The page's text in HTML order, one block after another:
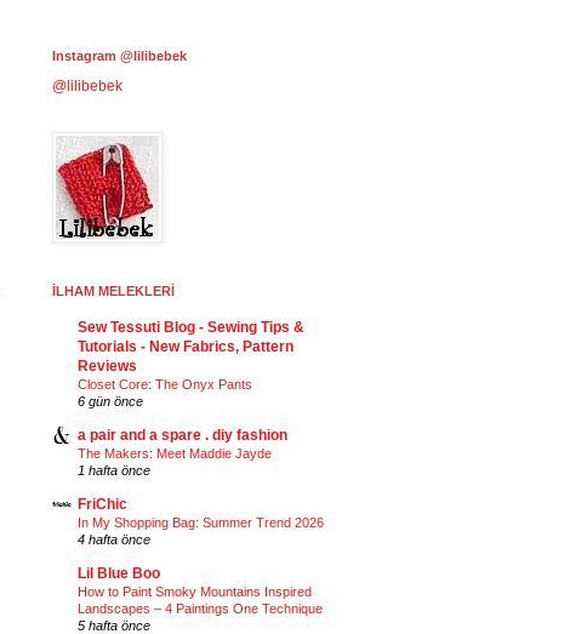
Instagram @lilibebek
@lilibebek
İLHAM MELEKLERİ
Sew Tessuti Blog - Sewing Tips &
Tutorials - New Fabrics, Pattern
Reviews
Closet Core: The Onyx Pants
6 gün önce
a pair and a spare . diy fashion
The Makers: Meet Maddie Jayde
1 hafta önce
FriChic
In My Shopping Bag: Summer Trend 2026
4 hafta önce
Lil Blue Boo
How to Paint Smoky Mountains Inspired
Landscapes – 4 Paintings One Technique
5 hafta önce